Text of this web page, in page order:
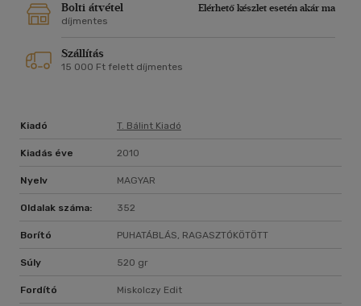
Bolti átvétel
Elérhető készlet esetén akár ma
díjmentes
Szállítás
15 000 Ft felett díjmentes
Kiadó T. Bálint Kiadó
Kiadás éve 2010
Nyelv MAGYAR
Oldalak száma: 352
Borító PUHATÁBLÁS, RAGASZTÓKÖTÖTT
Súly 520 gr
Fordító Miskolczy Edit